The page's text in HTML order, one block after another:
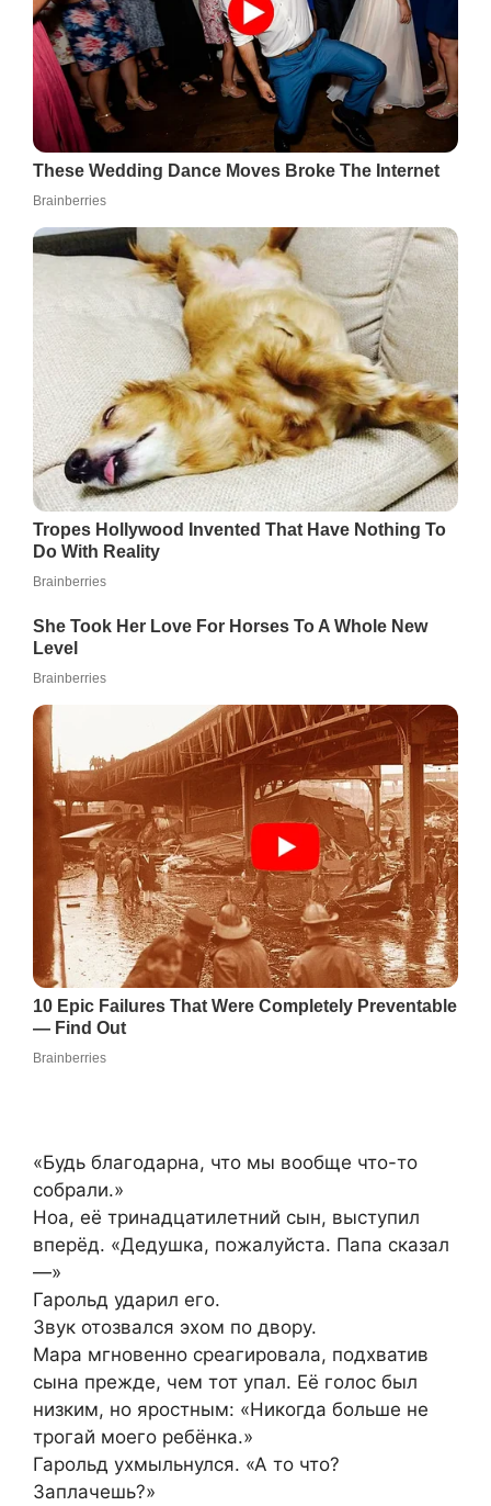
«Будь благодарна, что мы вообще что-то
собрали.»
Ноа, её тринадцатилетний сын, выступил
вперёд. «Дедушка, пожалуйста. Папа сказал
—»
Гарольд ударил его.
Звук отозвался эхом по двору.
Мара мгновенно среагировала, подхватив
сына прежде, чем тот упал. Её голос был
низким, но яростным: «Никогда больше не
трогай моего ребёнка.»
Гарольд ухмыльнулся. «А то что?
Заплачешь?»